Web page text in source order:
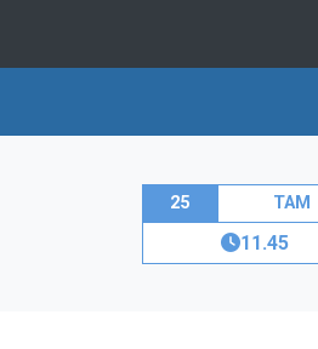
25 TAM
11.45